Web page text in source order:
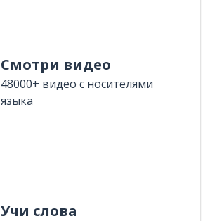
Смотри видео
48000+ видео с носителями
языка
Учи слова